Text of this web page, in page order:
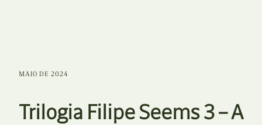
MAIO DE 2024
Trilogia Filipe Seems 3 – A